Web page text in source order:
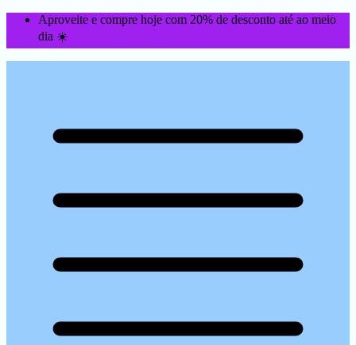
Aproveite e compre hoje com 20% de desconto até ao meio
dia ☀️